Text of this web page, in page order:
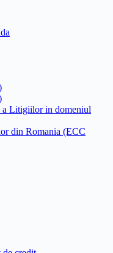
a Litigiilor in domeniul
din Romania (ECC